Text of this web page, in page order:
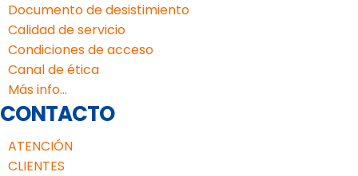
Documento de desistimiento
Calidad de servicio
Condiciones de acceso
Canal de ética
Más info...
CONTACTO
ATENCIÓN
CLIENTES